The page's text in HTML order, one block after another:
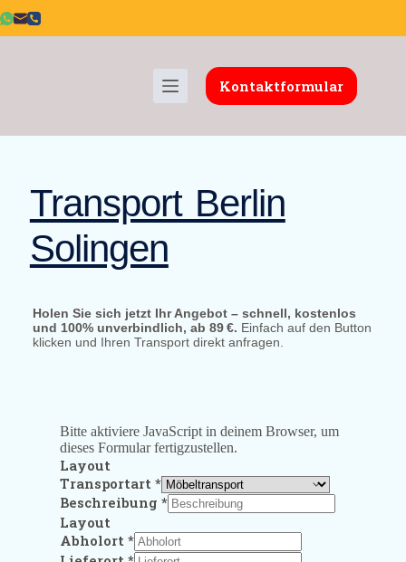
Kontaktformular
Transport Berlin
Solingen
Holen Sie sich jetzt Ihr Angebot – schnell, kostenlos
und 100% unverbindlich, ab 89 €. Einfach auf den Button
klicken und Ihren Transport direkt anfragen.
Bitte aktiviere JavaScript in deinem Browser, um
dieses Formular fertigzustellen.
Layout
Transportart *
Beschreibung *
Layout
Abholort *